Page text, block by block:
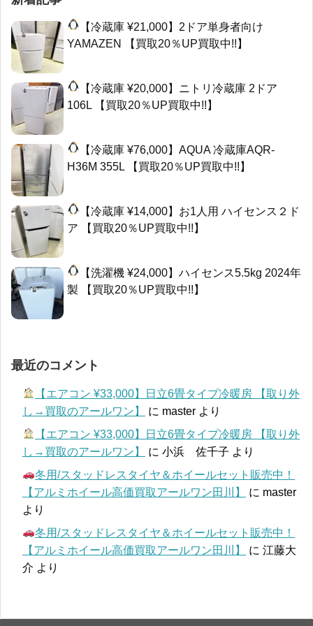
【冷蔵庫 ¥21,000】2ドア単身者向け
YAMAZEN 【買取20％UP買取中!!】
【冷蔵庫 ¥20,000】ニトリ冷蔵庫 2ドア
106L 【買取20％UP買取中!!】
【冷蔵庫 ¥76,000】AQUA 冷蔵庫AQR-
H36M 355L 【買取20％UP買取中!!】
【冷蔵庫 ¥14,000】お1人用 ハイセンス２ド
ア 【買取20％UP買取中!!】
【洗濯機 ¥24,000】ハイセンス5.5kg 2024年
製 【買取20％UP買取中!!】
最近のコメント
【エアコン ¥33,000】日立6畳タイプ冷暖房 【取り外
し→買取のアールワン】
に master より
【エアコン ¥33,000】日立6畳タイプ冷暖房 【取り外
し→買取のアールワン】
に 小浜 佐千子 より
冬用/スタッドレスタイヤ＆ホイールセット販売中！
【アルミホイール高価買取アールワン田川】
に master
より
冬用/スタッドレスタイヤ＆ホイールセット販売中！
【アルミホイール高価買取アールワン田川】
に 江藤大
介 より